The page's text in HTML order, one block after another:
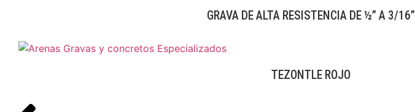
GRAVA DE ALTA RESISTENCIA DE ½” A 3/16”
TEZONTLE ROJO